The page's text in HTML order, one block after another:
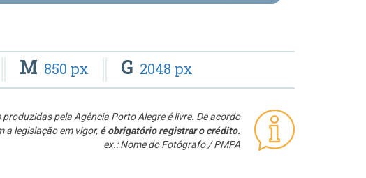
M 850 px G 2048 px
pela Agência Porto Alegre é livre. De acordo
a legislação em vigor, é obrigatório registrar o crédito.
ex.: Nome do Fotógrafo / PMPA